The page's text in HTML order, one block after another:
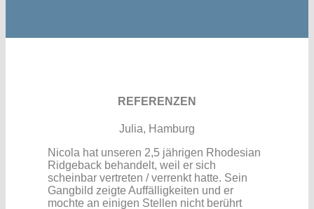
REFERENZEN
Julia, Hamburg
Nicola hat unseren 2,5 jährigen Rhodesian
Ridgeback behandelt, weil er sich
scheinbar vertreten / verrenkt hatte. Sein
Gangbild zeigte Auffälligkeiten und er
mochte an einigen Stellen nicht berührt